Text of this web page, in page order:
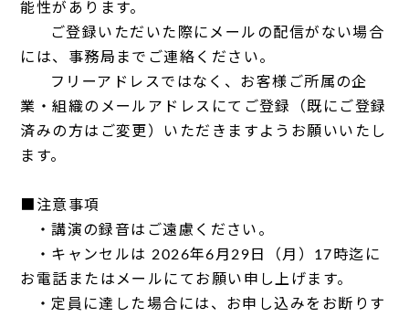
能性があります。
ご登録いただいた際にメールの配信がない場合
には、事務局までご連絡ください。
フリーアドレスではなく、お客様ご所属の企
業・組織のメールアドレスにてご登録（既にご登録
済みの方はご変更）いただきますようお願いいたし
ます。
■注意事項
・講演の録音はご遠慮ください。
・キャンセルは 2026年6月29日（月）17時迄に
お電話またはメールにてお願い申し上げます。
・定員に達した場合には、お申し込みをお断りす